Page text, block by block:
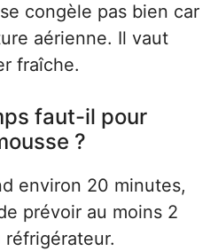
congèle pas bien car
aérienne. Il vaut
fraîche.
faut-il pour
?
environ 20 minutes,
prévoir au moins 2
réfrigérateur.